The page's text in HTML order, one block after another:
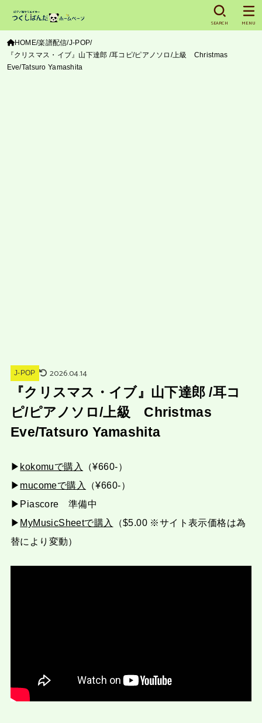
SEARCH MENU
HOME 楽譜配信 J-POP
『クリスマス・イブ』山下達郎 /耳コピ/ピアノソロ/上級 Christmas
Eve/Tatsuro Yamashita
J-POP 2026.04.14
『クリスマス・イブ』山下達郎 /耳コ
ピ/ピアノソロ/上級 Christmas
Eve/Tatsuro Yamashita
▶︎ kokomuで購入
（¥660-）
▶︎ mucomeで購入
（¥660-）
▶︎Piascore 準備中
▶︎ MyMusicSheetで購入
（$5.00 ※サイト表示価格は為
替により変動）